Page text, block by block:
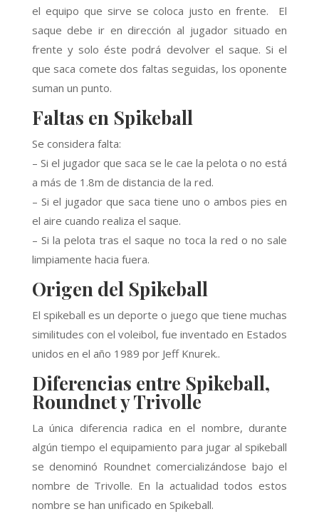
el equipo que sirve se coloca justo en frente. El
saque debe ir en dirección al jugador situado en
frente y solo éste podrá devolver el saque. Si el
que saca comete dos faltas seguidas, los oponente
suman un punto.
Faltas en Spikeball
Se considera falta:
– Si el jugador que saca se le cae la pelota o no está
a más de 1.8m de distancia de la red.
– Si el jugador que saca tiene uno o ambos pies en
el aire cuando realiza el saque.
– Si la pelota tras el saque no toca la red o no sale
limpiamente hacia fuera.
Origen del Spikeball
El spikeball es un deporte o juego que tiene muchas
similitudes con el voleibol, fue inventado en Estados
unidos en el año 1989 por Jeff Knurek..
Diferencias entre Spikeball,
Roundnet y Trivolle
La única diferencia radica en el nombre, durante
algún tiempo el equipamiento para jugar al spikeball
se denominó Roundnet comercializándose bajo el
nombre de Trivolle. En la actualidad todos estos
nombre se han unificado en Spikeball.